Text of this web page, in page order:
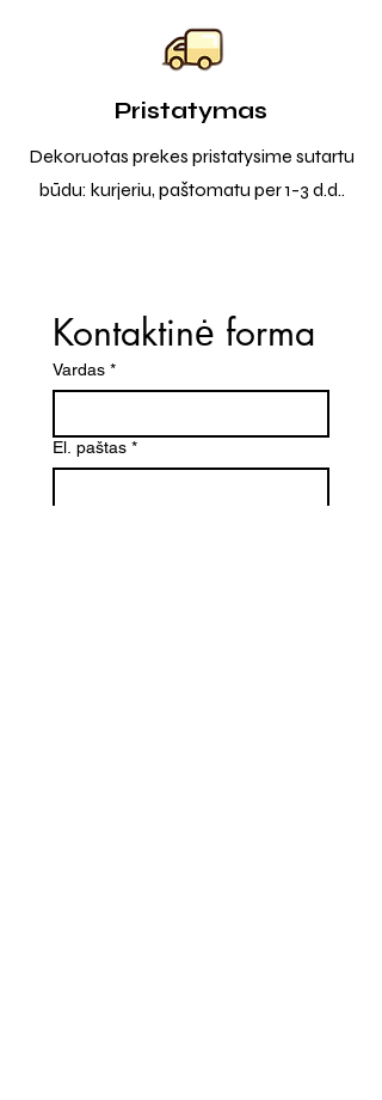
Pristatymas
Dekoruotas prekes pristatysime sutartu
būdu: kurjeriu, paštomatu per 1-3 d.d..
Kontaktinė forma
Vardas *
El. paštas *